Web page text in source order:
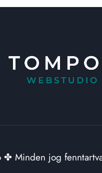
✤ Minden jog